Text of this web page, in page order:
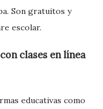
Son gratuitos y
escolar.
clases en línea
educativas como